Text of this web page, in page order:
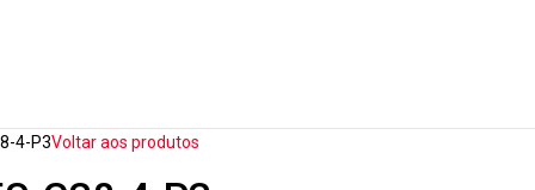
4-P3Voltar aos produtos